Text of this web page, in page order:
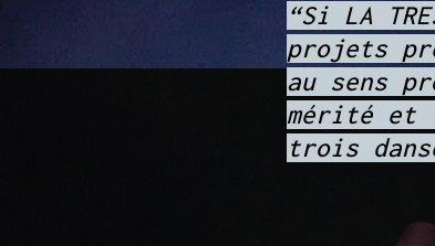
“Si LA
projets
au sens
mérité et
trois